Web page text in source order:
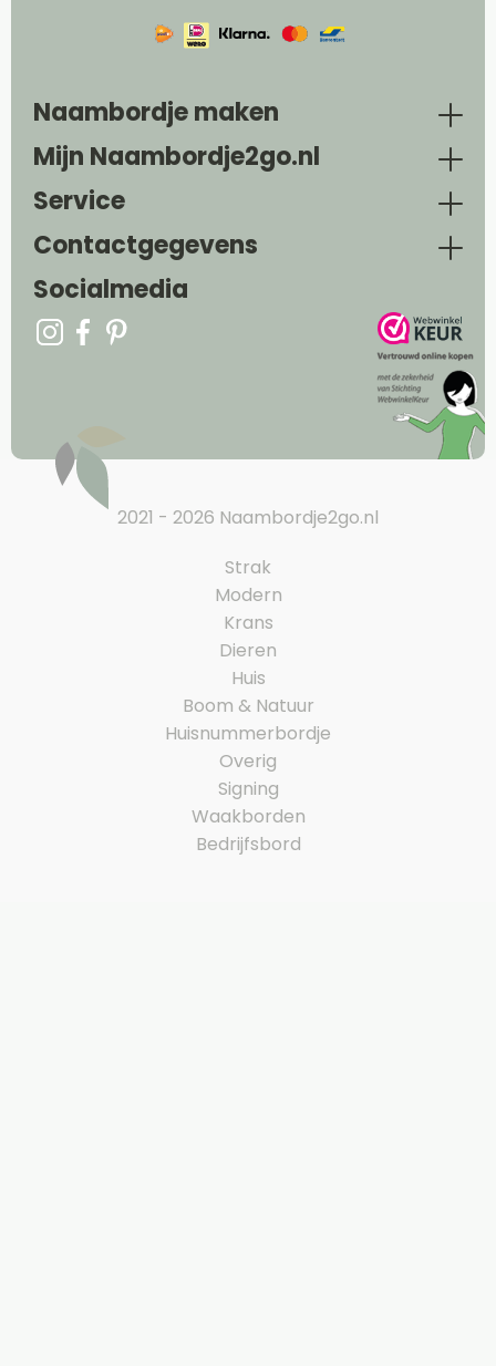
Naambordje maken
Mijn Naambordje2go.nl
Service
Contactgegevens
Socialmedia
2021 - 2026 Naambordje2go.nl
Strak
Modern
Krans
Dieren
Huis
Boom & Natuur
Huisnummerbordje
Overig
Signing
Waakborden
Bedrijfsbord